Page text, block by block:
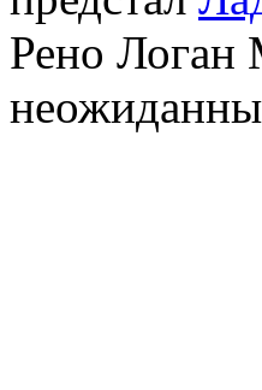
Рено Логан